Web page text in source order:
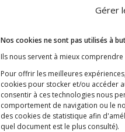
Gérer
Nos cookies ne sont pas utilisés à
Ils nous servent à mieux
Pour offrir les meilleures
cookies pour stocker et/ou accéder
consentir à ces technologies nous
comportement de navigation ou le
des cookies de statistique afin
quel document est le plus consulté).